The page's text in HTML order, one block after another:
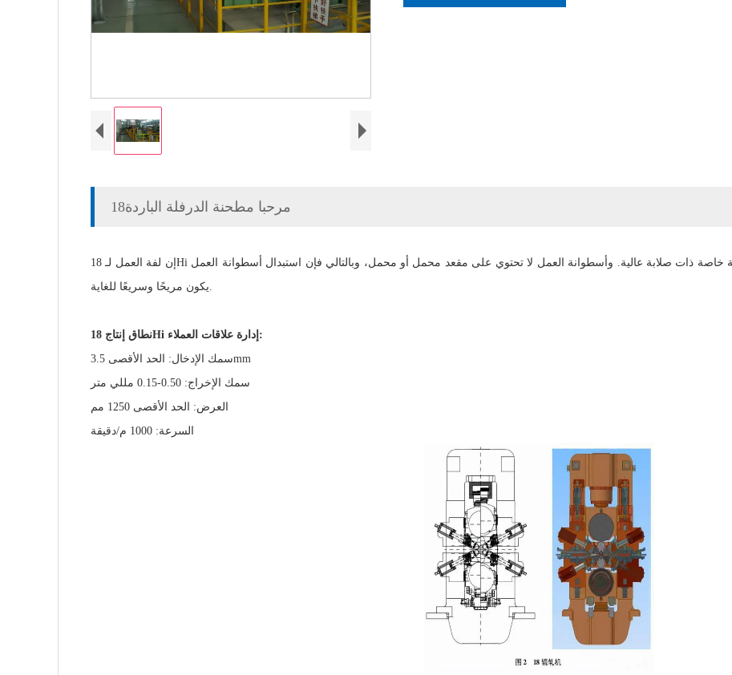
18مرحبا مطحنة الدرفلة الباردة
إن لفة العمل لـ 18Hi إدارة علاقات العملاء صغيرة وهي عبارة عن مواد سبائكية خاصة ذات صلابة عالية. وأسطوانة العمل لا تحتوي على مقعد محمل أو محمل، وبالتالي فإن استبدال أسطوانة العمل
يكون مريحًا وسريعًا للغاية.
نطاق إنتاج 18Hi إدارة علاقات العملاء:
سمك الإدخال: الحد الأقصى 3.5mm
سمك الإخراج: 0.50-0.15 مللي متر
العرض: الحد الأقصى 1250 مم
السرعة: 1000 م/دقيقة